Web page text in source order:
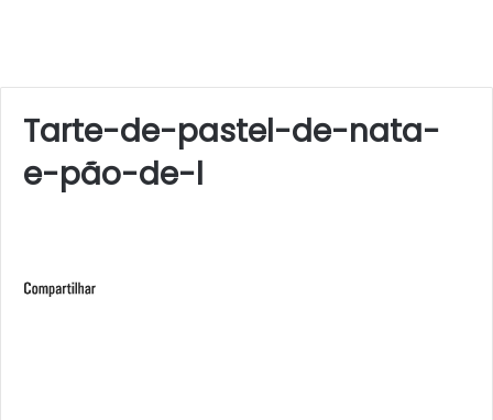
Tarte-de-pastel-de-nata-
e-pão-de-l